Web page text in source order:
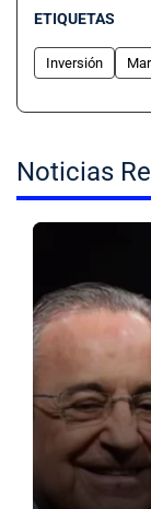
ETIQUETAS
Inversión
Noticias